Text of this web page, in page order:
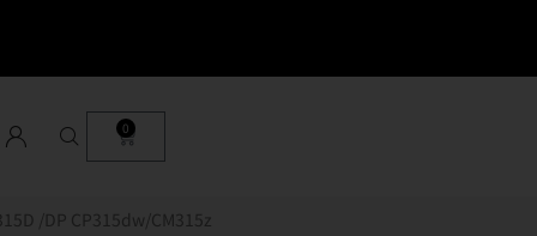
0
/DP CP315dw/CM315z